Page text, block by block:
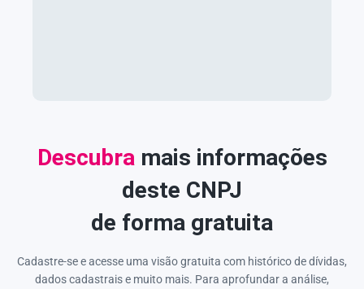
Descubra mais informações
deste CNPJ
de forma gratuita
Cadastre-se e acesse uma visão gratuita com histórico de dívidas,
dados cadastrais e muito mais. Para aprofundar a análise,